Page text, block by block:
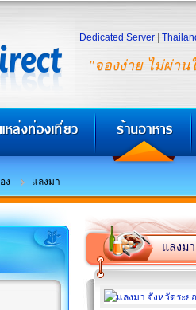
"จองง่าย ไม่ผ่าน
Dedicated Server
ง แลงมา
แลงมา